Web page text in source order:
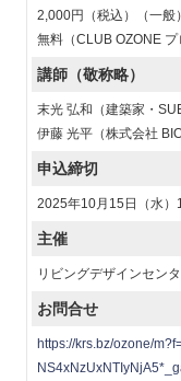
2,000円（税込）（一般）
無料（CLUB OZONE プ
講師（敬称略）
末光 弘和（建築家・
伊藤 光平（株式会社
申込締切
2025年10月15日（水）
主催
リビングデザインセン
お問合せ
https://krs.bz/ozone/